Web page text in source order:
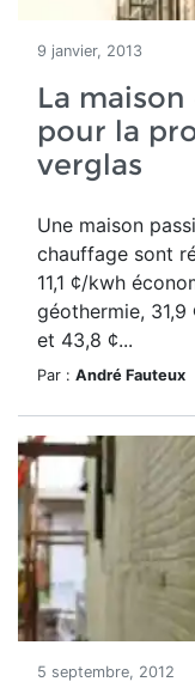
9 janvier, 2013
La maison
pour la
verglas
Une maison
chauffage sont
11,1 ¢/kwh
géothermie,
et 43,8 ¢...
Par : André Fauteux
5 septembre, 2012